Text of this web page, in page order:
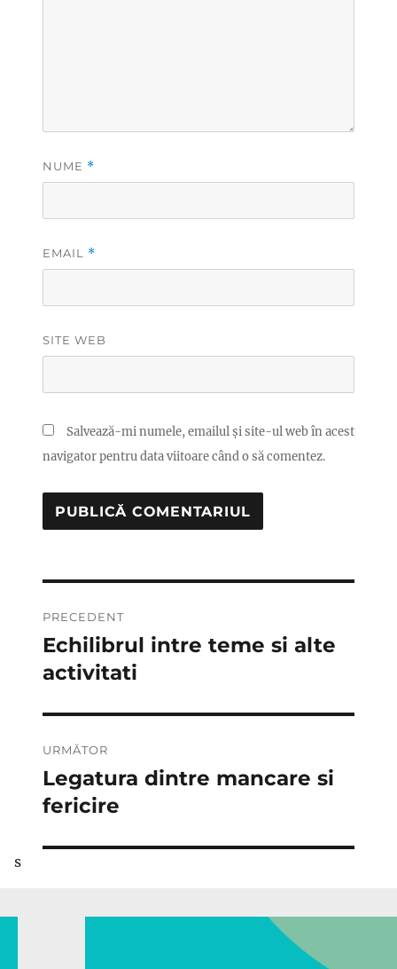
NUME *
EMAIL *
SITE WEB
Salvează-mi numele, emailul și site-ul web în acest
navigator pentru data viitoare când o să comentez.
în
articole
PRECEDENT
Articolul
anterior:
Echilibrul intre teme si alte
activitati
URMĂTOR
Articolul
următor:
Legatura dintre mancare si
fericire
s